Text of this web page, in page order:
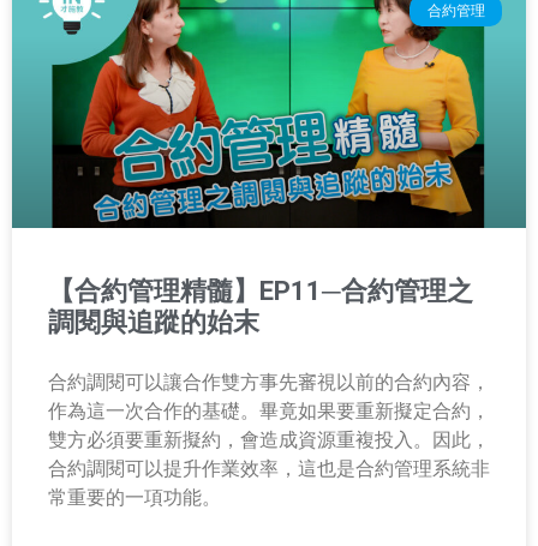
合約管理
【合約管理精髓】EP11─合約管理之
調閱與追蹤的始末
合約調閱可以讓合作雙方事先審視以前的合約內容，
作為這一次合作的基礎。畢竟如果要重新擬定合約，
雙方必須要重新擬約，會造成資源重複投入。因此，
合約調閱可以提升作業效率，這也是合約管理系統非
常重要的一項功能。